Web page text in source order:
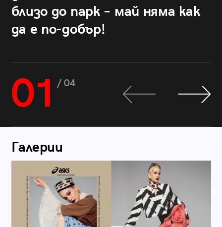
близо до парк – май няма как
да е по-добър!
01 / 04
Галерии